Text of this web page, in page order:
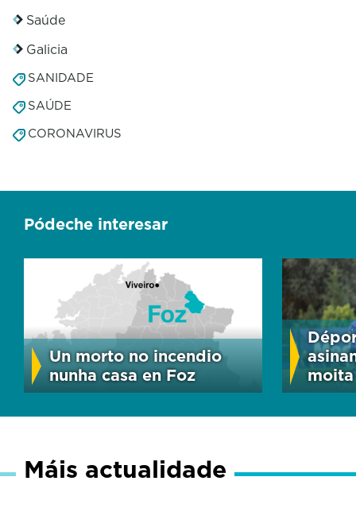
Saúde
Galicia
SANIDADE
SAÚDE
CORONAVIRUS
Pódeche interesar
Un morto no incendio
nunha casa en Foz
moita
Máis actualidade